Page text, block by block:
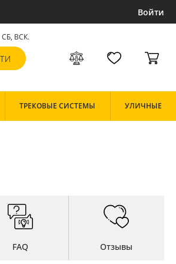
Войти
СБ, ВСК.
ТРЕКОВЫЕ СИСТЕМЫ УЛИЧНЫЕ
FAQ Отзывы